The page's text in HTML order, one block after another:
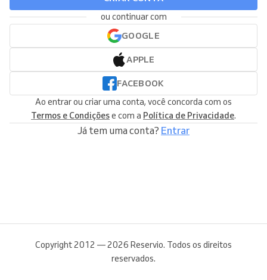
ou continuar com
GOOGLE
APPLE
FACEBOOK
Ao entrar ou criar uma conta, você concorda com os
Termos e Condiçõese com a Política de Privacidade.
Já tem uma conta? Entrar
Copyright 2012 — 2026 Reservio. Todos os direitos
reservados.